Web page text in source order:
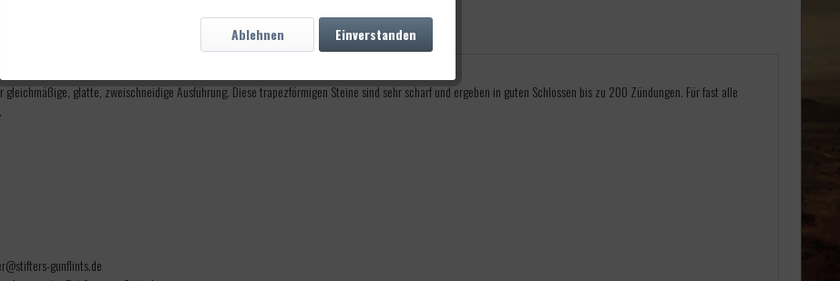
glatte, zweischneidige Ausführung. Diese trapezförmigen Steine sind sehr scharf und ergeben in guten Schlossen bis zu 200 Zündungen. Für fast alle
gunflints.de
Einverstanden
Ablehnen